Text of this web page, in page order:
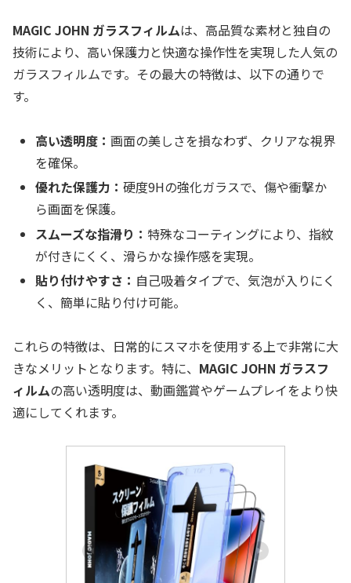
MAGIC JOHN ガラスフィルムは、高品質な素材と独自の
技術により、高い保護力と快適な操作性を実現した人気の
ガラスフィルムです。その最大の特徴は、以下の通りで
す。
高い透明度：画面の美しさを損なわず、クリアな視界
を確保。
優れた保護力：硬度9Hの強化ガラスで、傷や衝撃か
ら画面を保護。
スムーズな指滑り： 特殊なコーティングにより、指紋
が付きにくく、滑らかな操作感を実現。
貼り付けやすさ： 自己吸着タイプで、気泡が入りにく
く、簡単に貼り付け可能。
これらの特徴は、日常的にスマホを使用する上で非常に大
きなメリットとなります。特に、 MAGIC JOHN ガラスフ
ィルムの高い透明度は、動画鑑賞やゲームプレイをより快
適にしてくれます。